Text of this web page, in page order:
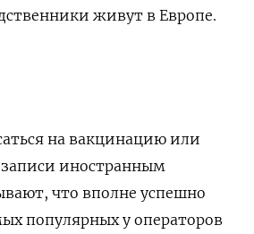
живут в Европе.
на вакцинацию или
иностранным
что вполне успешно
популярных у операторов